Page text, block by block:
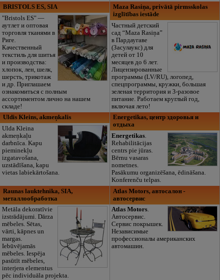
BRISTOLS ES, SIA
"Bristols ES" —
аутлет и оптовая
торговля тканями в
Риге.
Качественный
текстиль для шитья
и производства:
хлопок, лен, шелк,
шерсть, трикотаж
и др. Приглашаем
ознакомиться с полным
ассортиментом лично на нашем
складе!
Maza Rasiņa, privātā pirmsskolas
izglītības iestāde
Частный детский
сад “Maza Rasiņa”
в Пардаугаве
(Засулаукс) для
детей от 10
месяцев до 6 лет.
Лицензированные
программы (LV/RU), логопед,
спецпрограммы, кружки, большая
зеленая территория и 3-разовое
питание. Работаем круглый год,
включая лето!
Uldis Kleins, akmeņkalis
Ulda Kleina
akmeņkaļu
darbnīca. Kapu
pieminekļu
izgatavošana,
uzstādīšana, kapu
vietas labiekārtošana.
Energetikas, центр здоровья и
отдыха
Energetikas.
Rehabilitācijas
centrs pie jūras.
Bērnu vasaras
nometnes.
Pasākumu organizēšana, ēdināšana.
Konferenču telpas.
Raunas lauktehnika, SIA,
металлообработка
Metāla dekoratīvie
izstrādājumi. Dārza
mēbeles. Sētas,
vārti, kāpnes un
margas.
Iebūvējamās
mēbeles. Iespēja
pasūtīt mēbeles,
interjera elementus
pēc individuāla projekta.
Atlas Motors, автосалон -
автосервис
Atlas Motors.
Автосервис.
Cервис покрышек.
Независимые
профессионалы американских
автомашин.